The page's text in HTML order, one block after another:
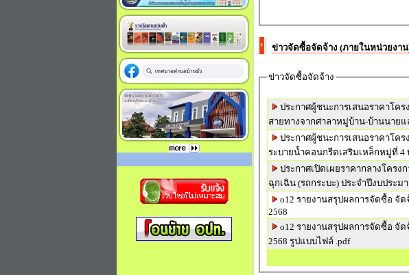
ข่าวจัดซื้อจัดจ้าง (ภายในหน่วยงาน
ข่าวจัดซื้อจัดจ้าง
ประกาศผู้ชนะการเสนอราคาโค
สายทางจากศาลาหมู่บ้าน-บ้านนายแ
ประกาศผู้ชนะการเสนอราคาโค
ระบายน้ำคอนกรีตเสริมเหล็กหมู่ที่ 4
ประกาศเปิดเผยราคากลางโคร
ฉุกเฉิน (รถกระบะ) ประจำปีงบประม
o12 รายงานสรุปผลการจัดซื้อ จั
2568
o12 รายงานสรุปผลการจัดซื้อ จั
2568 รูปแบบไฟล์ .pdf